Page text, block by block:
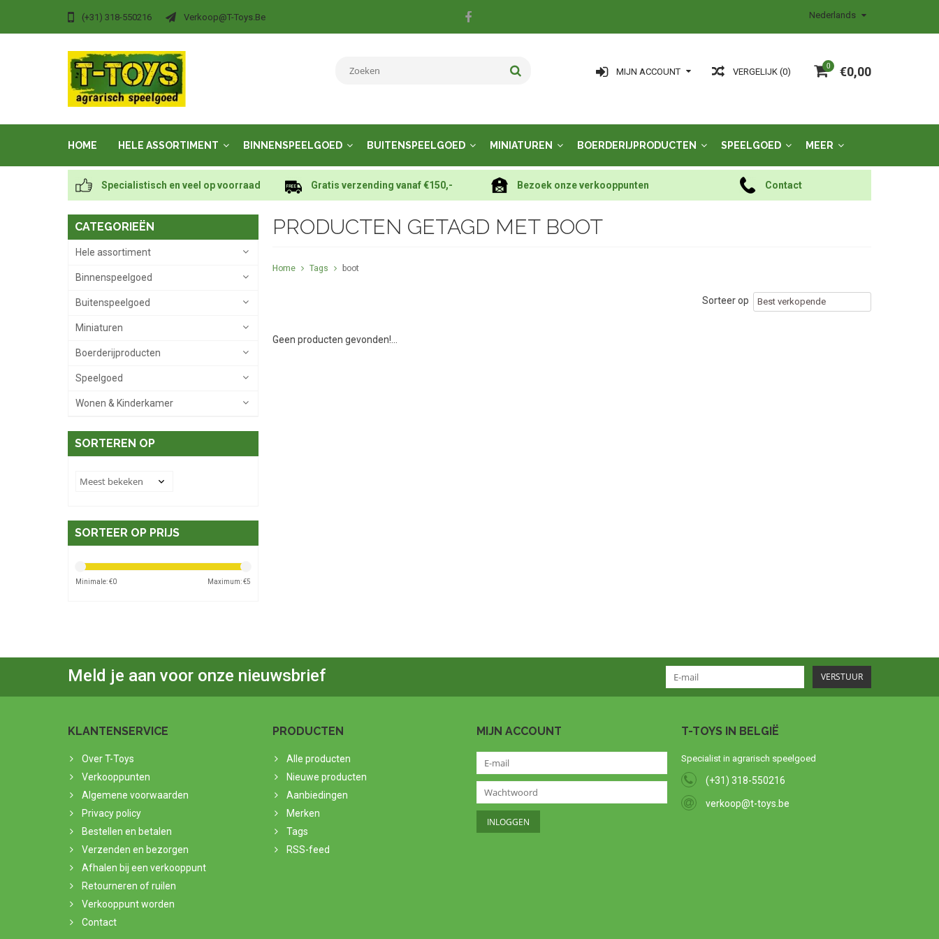
(+31) 318-550216 Verkoop@t-Toys.be Nederlands
0 €0,00
VERGELIJK (0)
MIJN ACCOUNT
HOME HELE ASSORTIMENT BINNENSPEELGOED BUITENSPEELGOED MINIATUREN BOERDERIJPRODUCTEN SPEELGOED MEER
Specialistisch en veel op voorraad Gratis verzending vanaf €150,- Bezoek onze verkooppunten Contact
CATEGORIEËN
Hele assortiment
Binnenspeelgoed
Buitenspeelgoed
Miniaturen
Boerderijproducten
Speelgoed
Wonen & Kinderkamer
SORTEREN OP
SORTEER OP PRIJS
Minimale: €0 Maximum: €5
PRODUCTEN GETAGD MET BOOT
Home Tags boot
Sorteer op
Geen producten gevonden!...
Meld je aan voor onze nieuwsbrief VERSTUUR
KLANTENSERVICE
Over T-Toys
Verkooppunten
Algemene voorwaarden
Privacy policy
Bestellen en betalen
Verzenden en bezorgen
Afhalen bij een verkooppunt
Retourneren of ruilen
Verkooppunt worden
Contact
PRODUCTEN
Alle producten
Nieuwe producten
Aanbiedingen
Merken
Tags
RSS-feed
MIJN ACCOUNT T-TOYS IN BELGIË
Specialist in agrarisch speelgoed
(+31) 318-550216
verkoop@t-toys.be